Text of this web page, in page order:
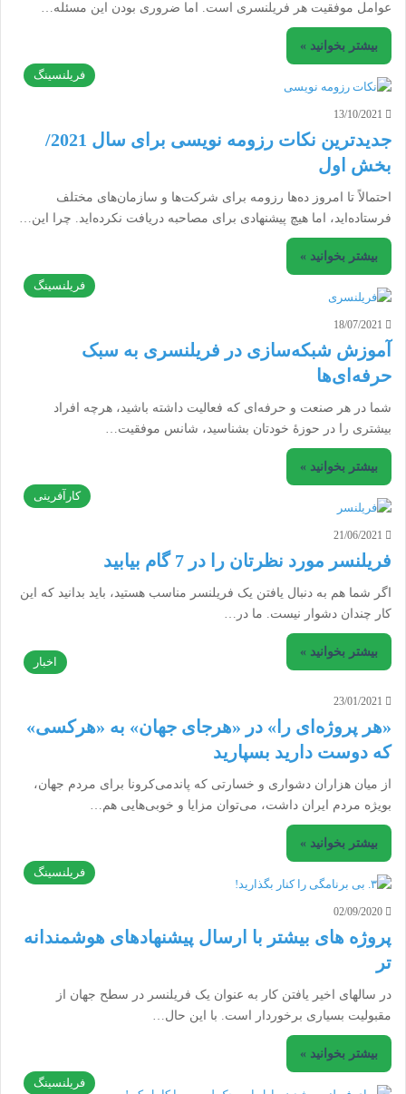
عوامل موفقیت هر فریلنسری است. اما ضروری بودن این مسئله…
بیشتر بخوانید »
فریلنسینگ
13/10/2021
جدیدترین نکات رزومه‌ نویسی برای سال 2021/
بخش اول
احتمالاً تا امروز ده‌ها رزومه برای شرکت‌ها و سازمان‌های مختلف
فرستاده‌اید، اما هیچ پیشنهادی برای مصاحبه دریافت نکرده‌اید. چرا این…
بیشتر بخوانید »
فریلنسینگ
18/07/2021
آموزش شبکه‌سازی در فریلنسری به سبک
حرفه‌ای‌ها
شما در هر صنعت و حرفه‌ای که فعالیت داشته باشید، هرچه افراد
بیشتری را در حوزۀ خودتان بشناسید، شانس موفقیت…
بیشتر بخوانید »
کارآفرینی
21/06/2021
فریلنسر مورد نظرتان را در 7 گام بیابید
اگر شما هم به دنبال یافتن یک فریلنسر مناسب هستید، باید بدانید که این
کار چندان دشوار نیست. ما در…
بیشتر بخوانید »
اخبار
23/01/2021
«هر پروژه‌ای را» در «هرجای جهان» به «هرکسی»
که دوست دارید بسپارید
از میان هزاران دشواری و خسارتی که پاندمی‌کرونا برای مردم جهان،
بویژه مردم ایران داشت، می‌توان مزایا و خوبی‌هایی هم…
بیشتر بخوانید »
فریلنسینگ
02/09/2020
پروژه های بیشتر با ارسال پیشنهادهای هوشمندانه
تر
در سالهای اخیر یافتن کار به عنوان یک فریلنسر در سطح جهان از
مقبولیت بسیاری برخوردار است. با این حال…
بیشتر بخوانید »
فریلنسینگ